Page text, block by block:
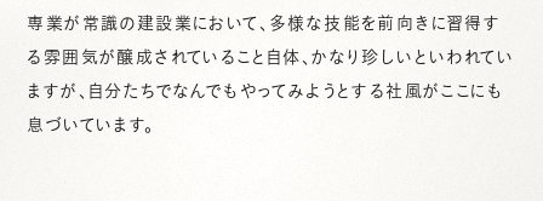
専業が常識の建設業において、多様な技能を前向きに習得す
る雰囲気が醸成されていること自体、かなり珍しいといわれてい
ますが、自分たちでなんでもやってみようとする社風がここにも
息づいています。